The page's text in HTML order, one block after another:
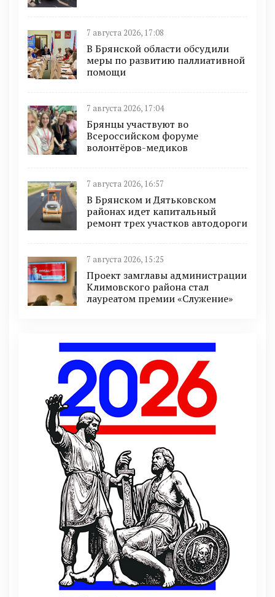
7 августа 2026, 17:08
В Брянской области обсудили
меры по развитию паллиативной
помощи
7 августа 2026, 17:04
Брянцы участвуют во
Всероссийском форуме
волонтёров-медиков
7 августа 2026, 16:57
В Брянском и Дятьковском
районах идет капитальный
ремонт трех участков автодороги
7 августа 2026, 15:25
Проект замглавы администрации
Климовского района стал
лауреатом премии «Служение»